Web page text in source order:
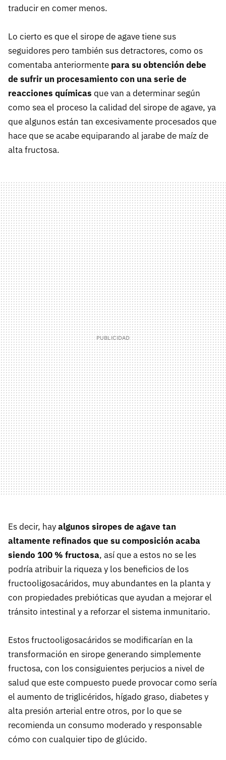
traducir en comer menos.
Lo cierto es que el sirope de agave tiene sus
seguidores pero también sus detractores, como os
comentaba anteriormente para su obtención debe
de sufrir un procesamiento con una serie de
reacciones químicas que van a determinar según
como sea el proceso la calidad del sirope de agave, ya
que algunos están tan excesivamente procesados que
hace que se acabe equiparando al jarabe de maíz de
alta fructosa.
Es decir, hayalgunos siropes de agave tan
altamente refinados que su composición acaba
siendo 100 % fructosa, así que a estos no se les
podría atribuir la riqueza y los beneficios de los
fructooligosacáridos, muy abundantes en la planta y
con propiedades prebióticas que ayudan a mejorar el
tránsito intestinal y a reforzar el sistema inmunitario.
Estos fructooligosacáridos se modificarían en la
transformación en sirope generando simplemente
fructosa, con los consiguientes perjucios a nivel de
salud que este compuesto puede provocar como sería
el aumento de triglicéridos, hígado graso, diabetes y
alta presión arterial entre otros, por lo que se
recomienda un consumo moderado y responsable
cómo con cualquier tipo de glúcido.